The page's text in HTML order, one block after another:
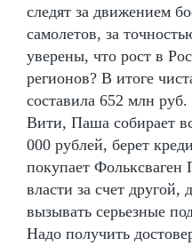
следят за движением
самолетов, за
уверены, что рост в
регионов? В итоге
составила 652 млн
Вити, Паша собирает
000 рублей, берет
покупает Фольксваген
власти за счет
вызывать серьезные
Надо получить